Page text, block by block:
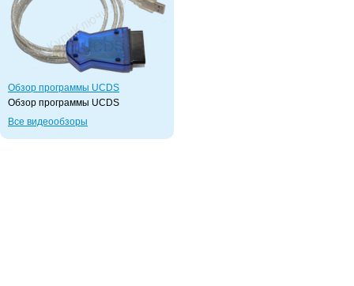
Обзор программы UCDS
Обзор программы UCDS
Все видеообзоры